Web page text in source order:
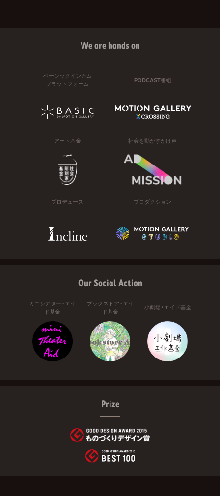
We are hands on
ベーシックインカム
プラットフォーム
PODCAST番組
アート基金 社会を動かすかけ声
プロデュース プロダクション
Our Social Action
ミニシアター・エイ
ド基金
ブックストア・エイ
ド基金
小劇場・エイド基金
Prize